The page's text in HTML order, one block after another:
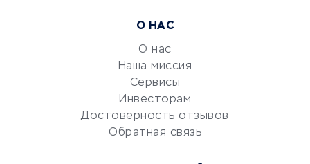
документооборот
Юридические компании
О НАС
О нас
Наша миссия
Сервисы
Инвесторам
Достоверность отзывов
Обратная связь